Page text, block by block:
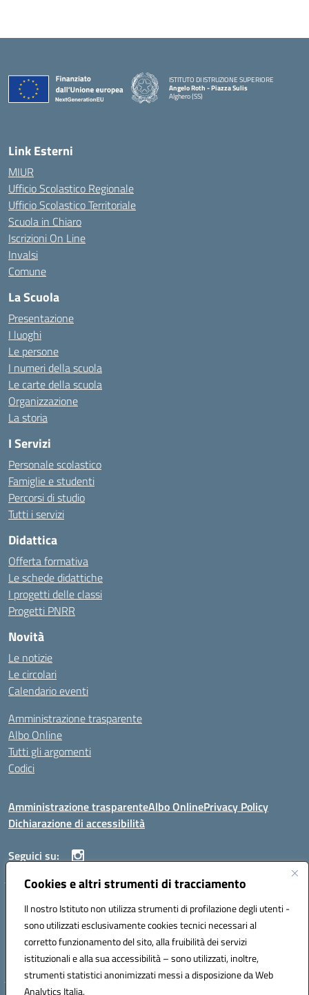
Cookies e altri strumenti di tracciamento
Il nostro Istituto non utilizza strumenti di profilazione degli utenti -
sono utilizzati esclusivamente cookies tecnici necessari al
corretto funzionamento del sito, alla fruibilità dei servizi
istituzionali e alla sua accessibilità – sono utilizzati, inoltre,
strumenti statistici anonimizzati messi a disposizione da Web
Analytics Italia.
ISTITUTO DI ISTRUZIONE SUPERIORE
Angelo Roth - Piazza Sulis
Alghero (SS)
— Visita la pagina iniziale della scuola
Link Esterni
MIUR
Ufficio Scolastico Regionale
Ufficio Scolastico Territoriale
Scuola in Chiaro
Iscrizioni On Line
Invalsi
Comune
La Scuola
Presentazione
I luoghi
Le persone
I numeri della scuola
Le carte della scuola
Organizzazione
La storia
I Servizi
Personale scolastico
Famiglie e studenti
Percorsi di studio
Tutti i servizi
Didattica
Offerta formativa
Le schede didattiche
I progetti delle classi
Progetti PNRR
Novità
Le notizie
Le circolari
Calendario eventi
Amministrazione trasparente
Albo Online
Tutti gli argomenti
Codici
Amministrazione trasparenteAlbo OnlinePrivacy Policy
Dichiarazione di accessibilità
Seguici su:
ISTITUTO ISTRUZIONE SUPERIORE ANGELO ROTH
Codice fiscale: 80004310902 Codice meccanografico: SSIS019006
Telefono: 079951627
Mail: SSIS019006@istruzione.it PEC: SSIS019006@pec.istruzione.it